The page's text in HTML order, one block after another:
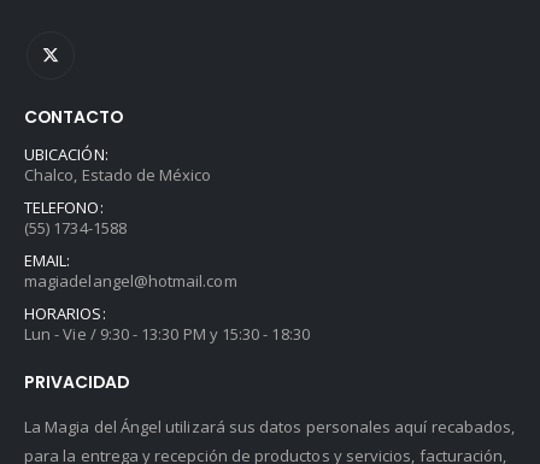
CONTACTO
UBICACIÓN:
Chalco, Estado de México
TELEFONO:
(55) 1734-1588
EMAIL:
magiadelangel@hotmail.com
HORARIOS:
Lun - Vie / 9:30 - 13:30 PM y 15:30 - 18:30
PRIVACIDAD
La Magia del Ángel utilizará sus datos personales aquí recabados,
para la entrega y recepción de productos y servicios, facturación,